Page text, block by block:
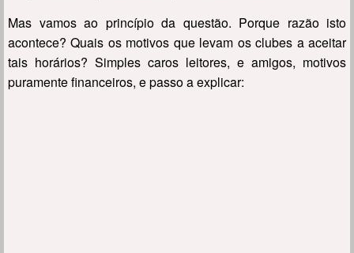
Mas vamos ao princípio da questão. Porque razão isto
acontece? Quais os motivos que levam os clubes a aceitar
tais horários? Simples caros leitores, e amigos, motivos
puramente financeiros, e passo a explicar: